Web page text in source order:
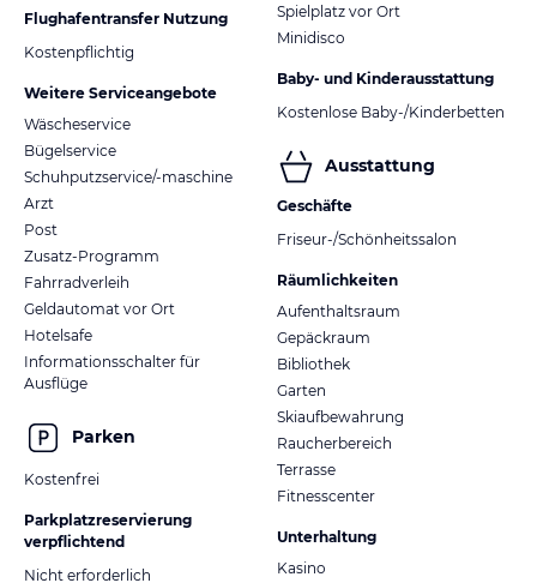
Flughafentransfer Nutzung
Kostenpflichtig
Weitere Serviceangebote
Wäscheservice
Bügelservice
Schuhputzservice/-maschine
Arzt
Post
Zusatz-Programm
Fahrradverleih
Geldautomat vor Ort
Hotelsafe
Informationsschalter für
Ausflüge
Parken
Kostenfrei
Parkplatzreservierung
verpflichtend
Nicht erforderlich
Spielplatz vor Ort
Minidisco
Baby- und Kinderausstattung
Kostenlose Baby-/Kinderbetten
Ausstattung
Geschäfte
Friseur-/Schönheitssalon
Räumlichkeiten
Aufenthaltsraum
Gepäckraum
Bibliothek
Garten
Skiaufbewahrung
Raucherbereich
Terrasse
Fitnesscenter
Unterhaltung
Kasino